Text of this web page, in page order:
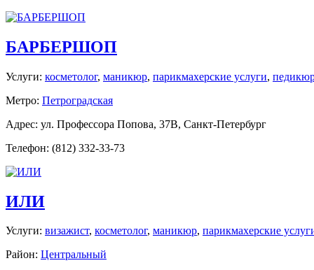
БАРБЕРШОП
Услуги: косметолог, маникюр, парикмахерские услуги,
Метро: Петроградская
Адрес: ул. Профессора Попова, 37В, Санкт-Петербург
Телефон: (812) 332-33-73
ИЛИ
Услуги: визажист, косметолог, маникюр, парикмахерские
Район: Центральный